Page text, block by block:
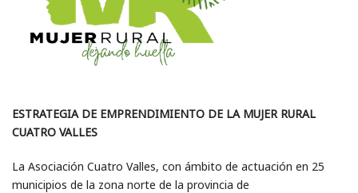
ESTRATEGIA DE EMPRENDIMIENTO DE LA MUJER RURAL
CUATRO VALLES
La Asociación Cuatro Valles, con ámbito de actuación en 25
municipios de la zona norte de la provincia de